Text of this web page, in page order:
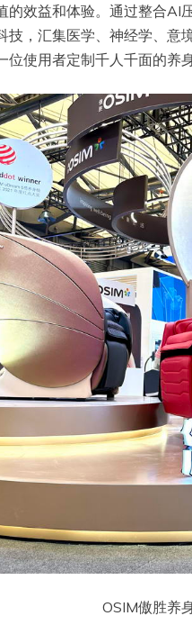
的效益和体验。通过整合
技，汇集医学、神经学、意
使用者定制千人千面的养
OSIM傲胜养